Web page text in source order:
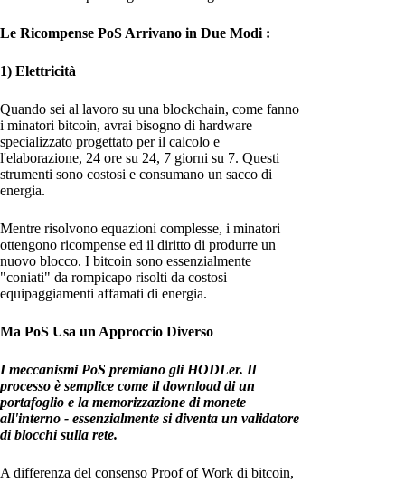
Le Ricompense PoS Arrivano in Due Modi :
1) Elettricità
Quando sei al lavoro su una blockchain, come fanno
i minatori bitcoin, avrai bisogno di hardware
specializzato progettato per il calcolo e
l'elaborazione, 24 ore su 24, 7 giorni su 7. Questi
strumenti sono costosi e consumano un sacco di
energia.
Mentre risolvono equazioni complesse, i minatori
ottengono ricompense ed il diritto di produrre un
nuovo blocco. I bitcoin sono essenzialmente
"coniati" da rompicapo risolti da costosi
equipaggiamenti affamati di energia.
Ma PoS Usa un Approccio Diverso
I meccanismi PoS premiano gli HODLer. Il
processo è semplice come il download di un
portafoglio e la memorizzazione di monete
all'interno - essenzialmente si diventa un validatore
di blocchi sulla rete.
A differenza del consenso Proof of Work di bitcoin,